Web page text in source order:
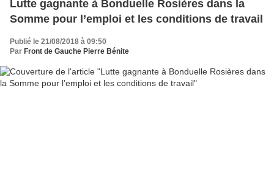
Lutte gagnante à Bonduelle Rosières dans la
Somme pour l’emploi et les conditions de travail
Publié le 21/08/2018 à 09:50
Par Front de Gauche Pierre Bénite